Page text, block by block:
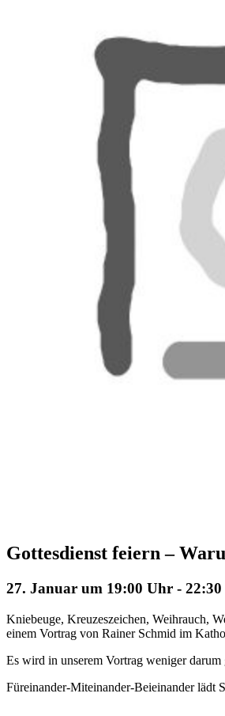
Gottesdienst feiern –
27. Januar um 19:00 Uhr -
Kniebeuge, Kreuzeszeichen, Weihrauch,
einem Vortrag von Rainer Schmid im
Es wird in unserem Vortrag weniger darum
Füreinander-Miteinander-Beieinander lädt